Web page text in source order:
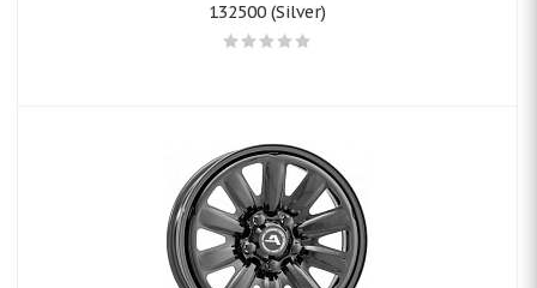
132500 (Silver)